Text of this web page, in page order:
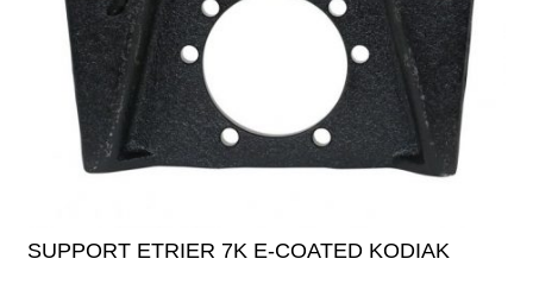
SUPPORT ETRIER 7K E-COATED KODIAK